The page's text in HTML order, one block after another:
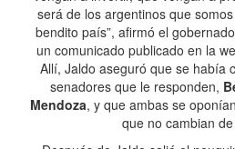
será de los argentinos que
bendito país”, afirmó el
un comunicado publicado en la
Allí, Jaldo aseguró que se había
senadores que le responden,
Mendoza, y que ambas se
que no cambian de